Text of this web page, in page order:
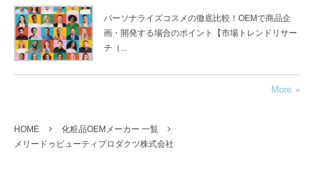
パーソナライズコスメの徹底比較！OEMで商品企
画・開発する場合のポイント【市場トレンドリサー
チ（...
More
HOME
化粧品OEMメーカー 一覧
メリードゥビューティプロダクツ株式会社